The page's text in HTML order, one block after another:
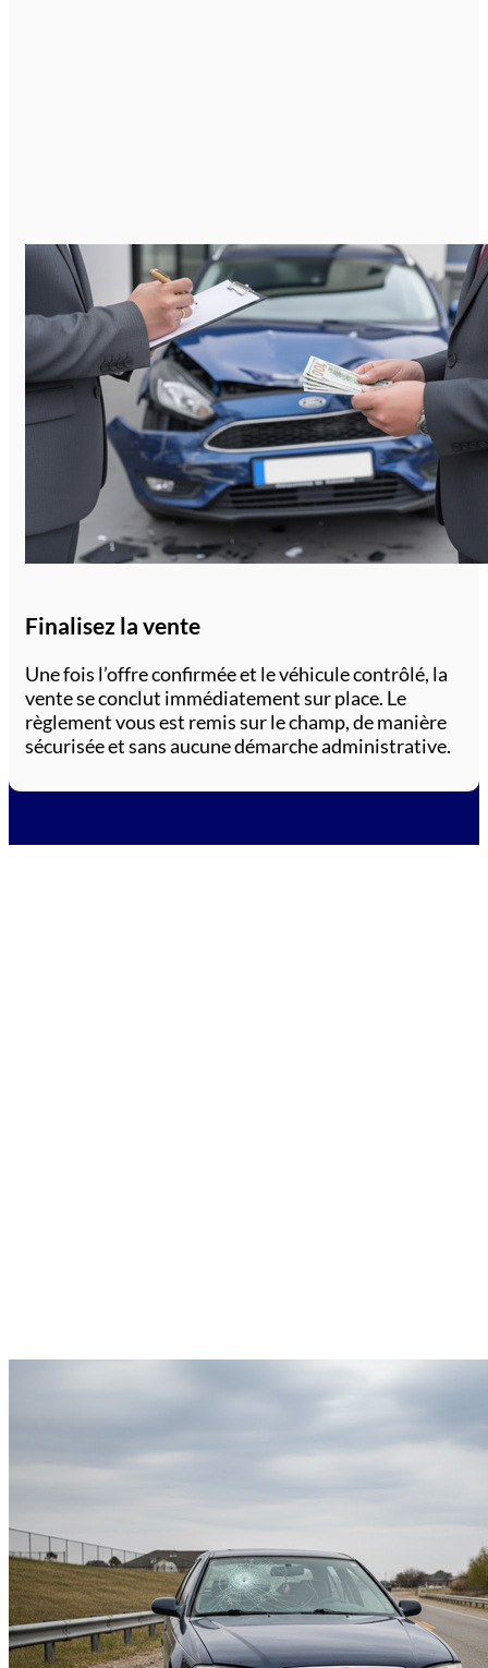
Finalisez la vente
Une fois l’offre confirmée et le véhicule contrôlé, la
vente se conclut immédiatement sur place. Le
règlement vous est remis sur le champ, de manière
sécurisée et sans aucune démarche administrative.